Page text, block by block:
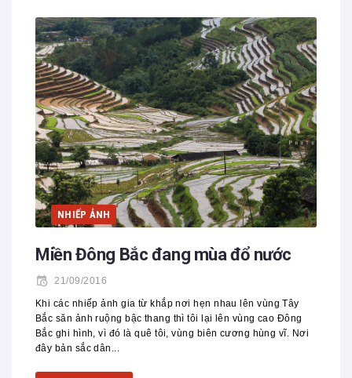
NHIẾP ẢNH
Miền Đông Bắc đang mùa đổ nước
21/09/2016
Khi các nhiếp ảnh gia từ khắp nơi hẹn nhau lên vùng Tây
Bắc săn ảnh ruộng bậc thang thì tôi lại lên vùng cao Đông
Bắc ghi hình, vì đó là quê tôi, vùng biên cương hùng vĩ. Nơi
đây bản sắc dân...